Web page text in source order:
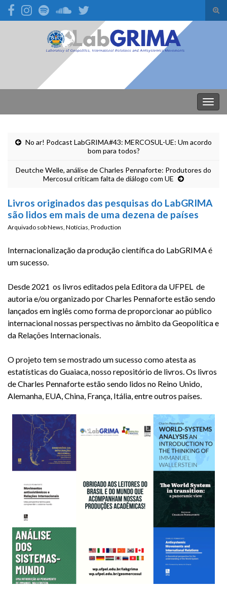
Search for:
No ar! Podcast LabGRIMA#43: MERCOSUL-UE: Um acordo
bom para todos?
Deutche Welle, análise de Charles Pennaforte: Produtores do
Mercosul criticam falta de diálogo com UE
Livros originados das pesquisas do LabGRIMA
são lidos em mais de uma dezena de países
Arquivado sobNews, Notícias, Production
Internacionalização da produção científica do LabGRIMA é
um sucesso.
Desde 2021 os livros editados pela Editora da UFPEL de
autoria e/ou organizado por Charles Pennaforte estão sendo
lançados em inglês como forma de proporcionar ao público
internacional nossas perspectivas no âmbito da Geopolítica e
da Relações Internacionais.
O projeto tem se mostrado um sucesso como atesta as
estatísticas do Guaiaca, nosso repositório de livros. Os livros
de Charles Pennaforte estão sendo lidos no Reino Unido,
Alemanha, EUA, China, França, Itália, entre outros países.